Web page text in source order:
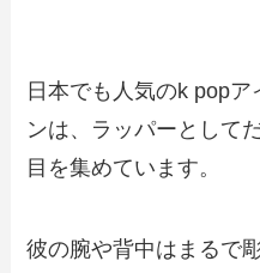
日本でも人気のk pop
ンは、ラッパーとして
目を集めています。
彼の腕や背中はまるで